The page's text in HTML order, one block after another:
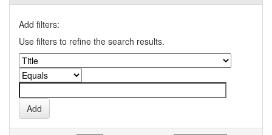
Add filters:
Use filters to refine the search results.